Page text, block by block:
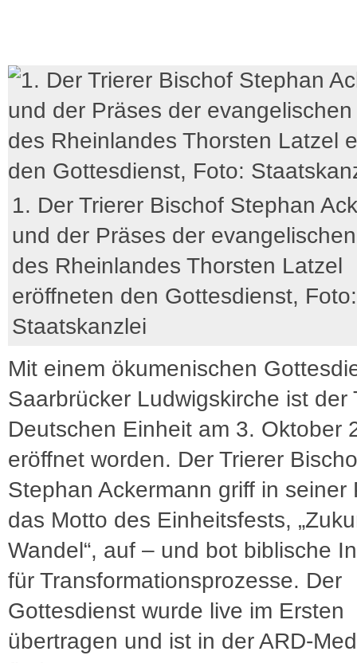
1. Der Trierer Bischof Stephan
und der Präses der
des Rheinlandes Thorsten Latzel
eröffneten den Gottesdienst, Foto:
Staatskanzlei
Mit einem ökumenischen
Saarbrücker Ludwigskirche ist der
Deutschen Einheit am 3. Oktober
eröffnet worden. Der Trierer
Stephan Ackermann griff in seiner
das Motto des Einheitsfests,
Wandel“, auf – und bot biblische
für Transformationsprozesse. Der
Gottesdienst wurde live im Ersten
übertragen und ist in der ARD-